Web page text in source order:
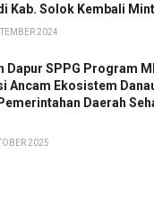
Kab. Solok Kembali
2024
Dapur SPPG Program
Ancam Ekosistem
Daerah
2025